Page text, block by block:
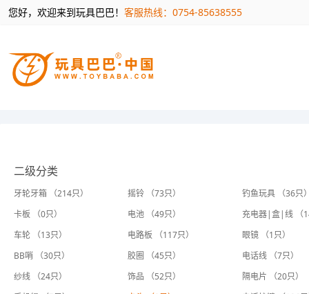
您好，欢迎来到玩具巴巴！ 客服热线：0754-85638555
二级分类
牙轮牙箱 （214只） 摇铃 （73只）
钓鱼玩具 （36只
卡板 （0只）
电池 （49只）
充电器|盒|线 （
车轮 （13只）
电路板 （117只）
眼镜 （1只）
BB哨 （30只）
胶圈 （45只）
电话线 （7只）
纱线 （24只）
饰品 （52只）
隔电片 （20只）